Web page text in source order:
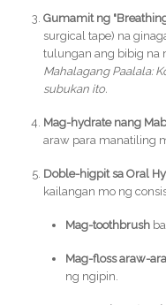
Gumamit ng
surgical tape) na
tulungan ang bibig na
Mahalagang Paalala:
subukan ito.
Mag-hydrate nang
araw para manatiling
Doble-higpit sa Oral
kailangan mo ng
Mag-toothbrush
Mag-floss araw-
ng ngipin.